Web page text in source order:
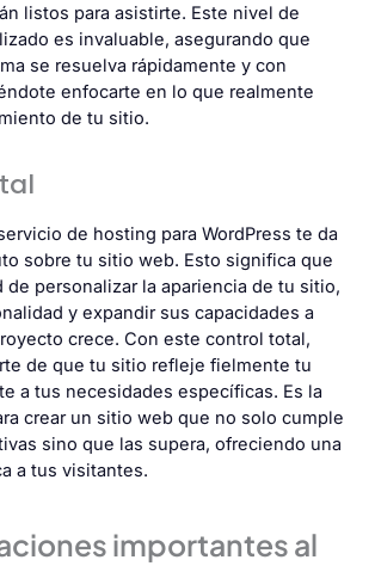
listos para asistirte. Este nivel de
es invaluable, asegurando que
se resuelva rápidamente y con
enfocarte en lo que realmente
de tu sitio.
de hosting para WordPress te da
sobre tu sitio web. Esto significa que
personalizar la apariencia de tu sitio,
y expandir sus capacidades a
crece. Con este control total,
de que tu sitio refleje fielmente tu
a tus necesidades específicas. Es la
crear un sitio web que no solo cumple
sino que las supera, ofreciendo una
a tus visitantes.
importantes al